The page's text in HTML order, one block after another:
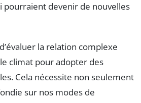
pourraient devenir de nouvelles
la relation complexe
climat pour adopter des
Cela nécessite non seulement
sur nos modes de